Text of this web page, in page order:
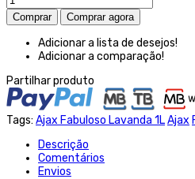
Adicionar a lista de desejos!
Adicionar a comparação!
Partilhar produto
Tags: Ajax Fabuloso Lavanda 1LAjax
Descrição
Comentários
Envios